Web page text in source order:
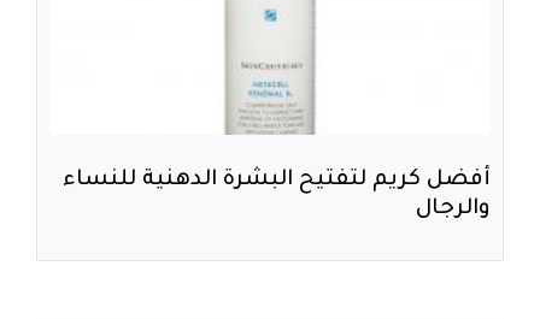
أفضل كريم لتفتيح البشرة الدهنية للنساء
والرجال